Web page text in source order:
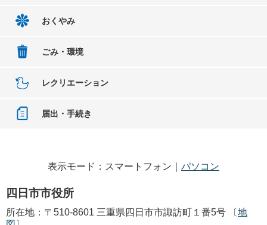
おくやみ
ごみ・環境
レクリエーション
届出・手続き
表示モード：スマートフォン｜ パソコン
四日市市役所
所在地：〒510-8601 三重県四日市市諏訪町１番5号 〔地